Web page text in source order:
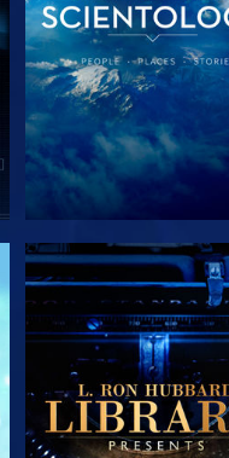
VERKEN DE SERIE